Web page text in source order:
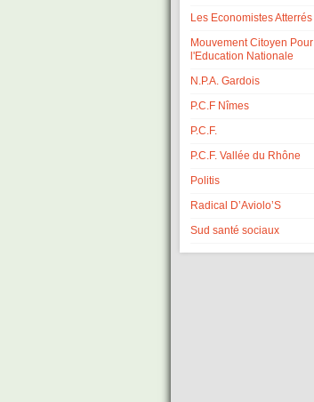
Les Economistes Atterrés
Mouvement Citoyen Pour
l'Education Nationale
N.P.A. Gardois
P.C.F Nîmes
P.C.F.
P.C.F. Vallée du Rhône
Politis
Radical D’Aviolo’S
Sud santé sociaux